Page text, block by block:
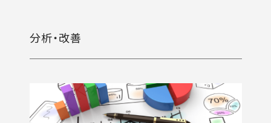
分析・改善